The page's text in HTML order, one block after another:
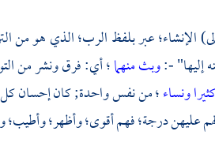
الإنشاء؛ عبر بلفظ الرب؛ الذي هو من
إليها" -:وبث منهما؛ أي: فرق ونشر من
ونساء؛ من نفس واحدة; كان إحسان كل
عليهن درجة؛ فهم أقوى؛ وأظهر؛ وأطيب؛